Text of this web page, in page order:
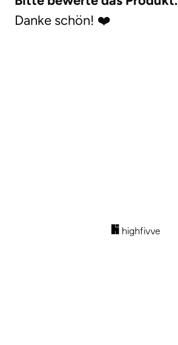
Danke schön! ❤️